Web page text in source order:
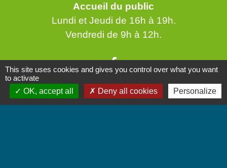
Accueil du public
Lundi et Jeudi de 16h à 19h.
Vendredi de 9h à 12h.
Liens
This site uses cookies and gives you control over what you want
to activate
OK, accept all
Deny all cookies Personalize